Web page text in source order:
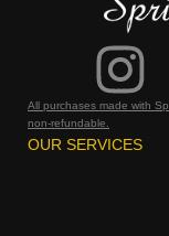
All purchases made with
non-refundable.
OUR SERVICES